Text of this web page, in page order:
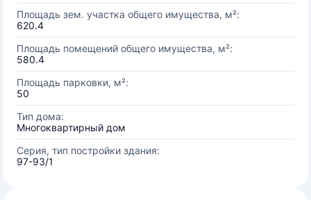
Площадь зем. участка общего имущества, м²:
620.4
Площадь помещений общего имущества, м²:
580.4
Площадь парковки, м²:
50
Тип дома:
Многоквартирный дом
Серия, тип постройки здания:
97-93/1